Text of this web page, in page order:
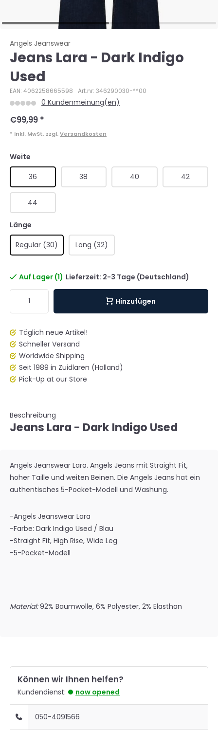
Angels Jeanswear
Jeans Lara - Dark Indigo
Used
EAN: 4062258665598 Art.nr: 346290030-**00
0 Kundenmeinung(en)
€99,99 *
* Inkl. MwSt. zzgl. Versandkosten
Weite
36 38 40 42
44
Länge
Regular (30) Long (32)
Auf Lager (1) Lieferzeit: 2-3 Tage (Deutschland)
Hinzufügen
Täglich neue Artikel!
Schneller Versand
Worldwide Shipping
Seit 1989 in Zuidlaren (Holland)
Pick-Up at our Store
Beschreibung
Jeans Lara - Dark Indigo Used
Angels Jeanswear Lara. Angels Jeans mit Straight Fit,
hoher Taille und weiten Beinen. Die Angels Jeans hat ein
authentisches 5-Pocket-Modell und Washung.
-Angels Jeanswear Lara
-Farbe: Dark Indigo Used / Blau
-Straight Fit, High Rise, Wide Leg
-5-Pocket-Modell
Material:92% Baumwolle, 6% Polyester, 2% Elasthan
Können wir Ihnen helfen?
Kundendienst: now opened
050-4091566